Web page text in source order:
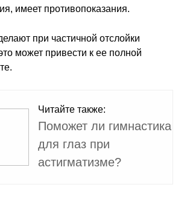
имеет противопоказания.
при частичной отслойки
может привести к ее полной
Читайте также:
Поможет ли гимнастика
для глаз при
астигматизме?